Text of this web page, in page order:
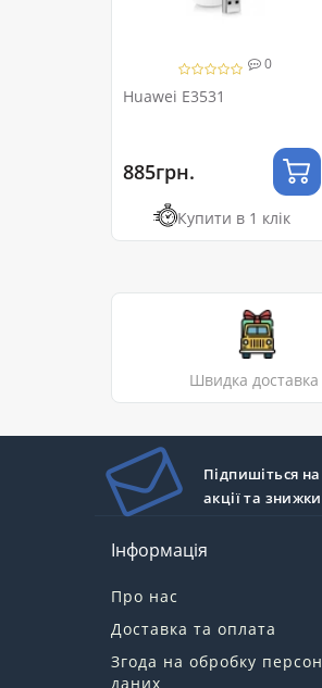
0
Huawei E3531
885грн.
Купити в 1 клік
Швидка доставка
Підпишіться
акції та
Інформація
Про нас
Доставка та оплата
Згода на обробку
даних